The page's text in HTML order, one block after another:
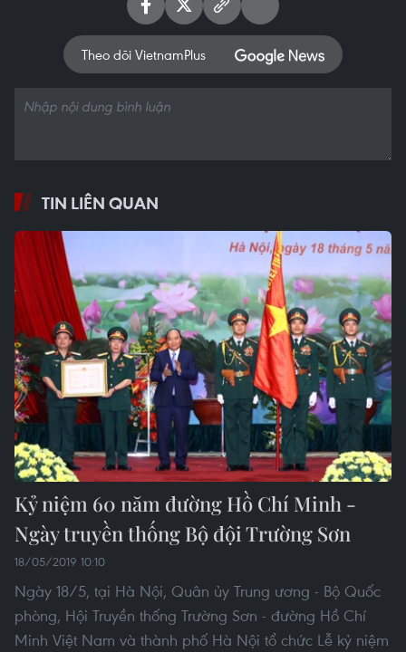
Theo dõi VietnamPlus
TIN LIÊN QUAN
Kỷ niệm 60 năm đường Hồ Chí Minh -
Ngày truyền thống Bộ đội Trường Sơn
18/05/2019 10:10
Ngày 18/5, tại Hà Nội, Quân ủy Trung ương - Bộ Quốc
phòng, Hội Truyền thống Trường Sơn - đường Hồ Chí
Minh Việt Nam và thành phố Hà Nội tổ chức Lễ kỷ niệm